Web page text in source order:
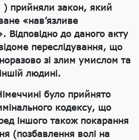
) прийняли закон, який
«нав’язливе
Відповідно до даного акту
переслідування, що
зі злим умислом та
людині.
було прийнято
кодексу, що
іншого також покарання
(позбавлення волі на